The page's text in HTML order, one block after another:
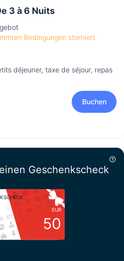
3 à 6 Nuits
Bedingungen storniert
déjeuner, taxe de séjour, repas
Buchen
Geschenkscheck
EUR
50